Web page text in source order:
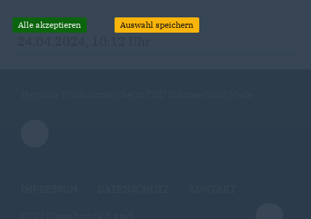
Alle akzeptieren Auswahl speichern